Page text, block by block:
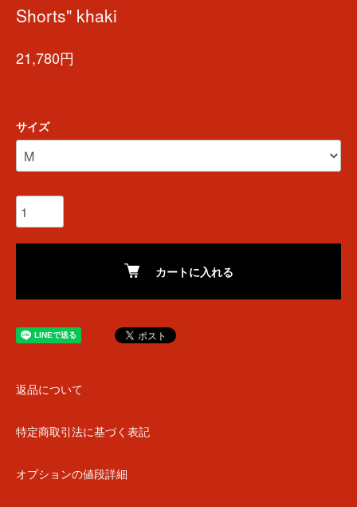
Shorts" khaki
21,780円
サイズ
カートに入れる
返品について
特定商取引法に基づく表記
オプションの値段詳細